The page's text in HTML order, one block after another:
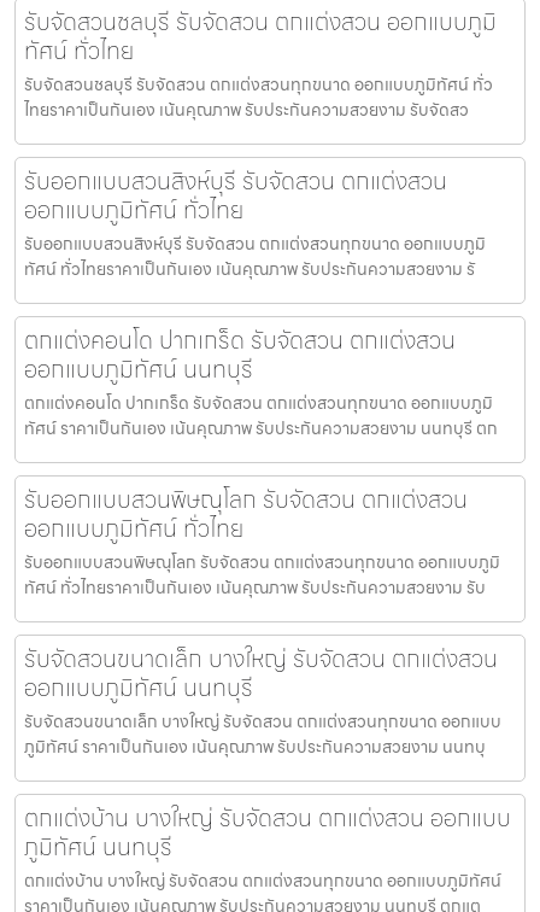
รับจัดสวนชลบุรี รับจัดสวน ตกแต่งสวน ออกแบบภูมิ
ทัศน์ ทั่วไทย
รับจัดสวนชลบุรี รับจัดสวน ตกแต่งสวนทุกขนาด ออกแบบภูมิทัศน์ ทั่ว
ไทยราคาเป็นกันเอง เน้นคุณภาพ รับประกันความสวยงาม รับจัดสว
รับออกแบบสวนสิงห์บุรี รับจัดสวน ตกแต่งสวน
ออกแบบภูมิทัศน์ ทั่วไทย
รับออกแบบสวนสิงห์บุรี รับจัดสวน ตกแต่งสวนทุกขนาด ออกแบบภูมิ
ทัศน์ ทั่วไทยราคาเป็นกันเอง เน้นคุณภาพ รับประกันความสวยงาม รั
ตกแต่งคอนโด ปากเกร็ด รับจัดสวน ตกแต่งสวน
ออกแบบภูมิทัศน์ นนทบุรี
ตกแต่งคอนโด ปากเกร็ด รับจัดสวน ตกแต่งสวนทุกขนาด ออกแบบภูมิ
ทัศน์ ราคาเป็นกันเอง เน้นคุณภาพ รับประกันความสวยงาม นนทบุรี ตก
รับออกแบบสวนพิษณุโลก รับจัดสวน ตกแต่งสวน
ออกแบบภูมิทัศน์ ทั่วไทย
รับออกแบบสวนพิษณุโลก รับจัดสวน ตกแต่งสวนทุกขนาด ออกแบบภูมิ
ทัศน์ ทั่วไทยราคาเป็นกันเอง เน้นคุณภาพ รับประกันความสวยงาม รับ
รับจัดสวนขนาดเล็ก บางใหญ่ รับจัดสวน ตกแต่งสวน
ออกแบบภูมิทัศน์ นนทบุรี
รับจัดสวนขนาดเล็ก บางใหญ่ รับจัดสวน ตกแต่งสวนทุกขนาด ออกแบบ
ภูมิทัศน์ ราคาเป็นกันเอง เน้นคุณภาพ รับประกันความสวยงาม นนทบุ
ตกแต่งบ้าน บางใหญ่ รับจัดสวน ตกแต่งสวน ออกแบบ
ภูมิทัศน์ นนทบุรี
ตกแต่งบ้าน บางใหญ่ รับจัดสวน ตกแต่งสวนทุกขนาด ออกแบบภูมิทัศน์
ราคาเป็นกันเอง เน้นคุณภาพ รับประกันความสวยงาม นนทบุรี ตกแต